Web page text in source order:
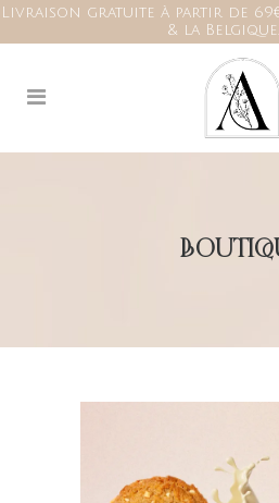
Livraison gratuite à partir de
& la Belgique.